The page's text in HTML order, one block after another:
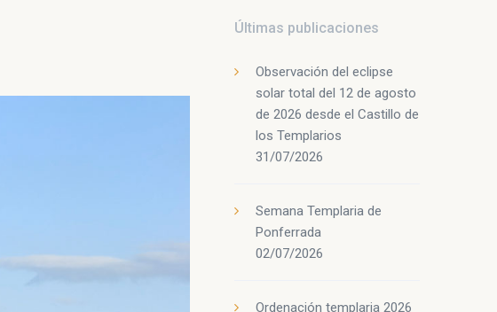
Últimas publicaciones
Observación del eclipse
solar total del 12 de agosto
de 2026 desde el Castillo de
los Templarios
31/07/2026
Semana Templaria de
Ponferrada
02/07/2026
Ordenación templaria 2026